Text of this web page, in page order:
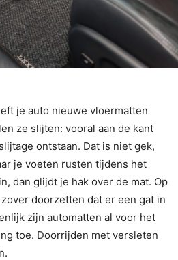
je auto nieuwe vloermatten
ze slijten: vooral aan de kant
ontstaan. Dat is niet gek,
je voeten rusten tijdens het
dan glijdt je hak over de mat. Op
doorzetten dat er een gat in
zijn automatten al voor het
toe. Doorrijden met versleten